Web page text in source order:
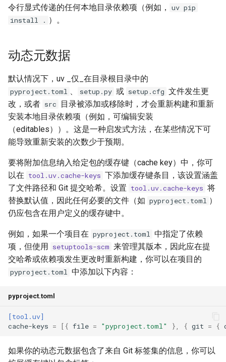
令行显式传递的任何本地目录依赖项（例如，
uv pip
install . ）。
动态元数据
默认情况下，uv _仅_在目录根目录中的
pyproject.toml 、 setup.py 或 setup.cfg 文件发生更
改，或者 src
目录被添加或移除时，才会重新构建和重新
安装本地目录依赖项（例如，可编辑安装
（editables））。这是一种启发式方法，在某些情况下可
能导致重新安装的次数少于预期。
要将附加信息纳入给定包的缓存键（cache key）中，你可
以在 tool.uv.cache-keys 下添加缓存键条目，该设置涵盖
了文件路径和 Git 提交哈希。设置 tool.uv.cache-keys 将
替换默认值，因此任何必要的文件（如 pyproject.toml ）
仍应包含在用户定义的缓存键中。
例如，如果一个项目在 pyproject.toml 中指定了依赖
项，但使用 setuptools-scm 来管理其版本，因此应在提
交哈希或依赖项发生更改时重新构建，你可以在项目的
pyproject.toml 中添加以下内容：
pyproject.toml
[tool.uv]
cache-keys = [{ file = "pyproject.toml" }, { git = {
如果你的动态元数据包含了来自 Git 标签集的信息，你可以